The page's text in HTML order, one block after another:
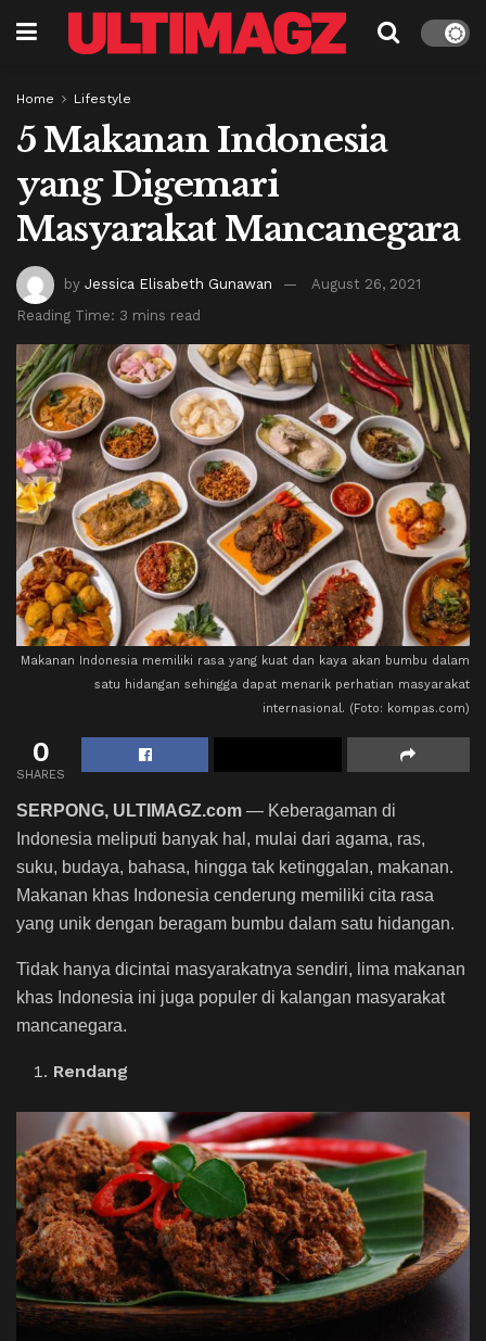
Home Lifestyle
5 Makanan Indonesia
yang Digemari
Masyarakat Mancanegara
by Jessica Elisabeth Gunawan
August 26, 2021
Reading Time: 3 mins read
Makanan Indonesia memiliki rasa yang kuat dan kaya akan bumbu dalam
satu hidangan sehingga dapat menarik perhatian masyarakat
internasional. (Foto: kompas.com)
0
SHARES
SERPONG, ULTIMAGZ.com — Keberagaman di
Indonesia meliputi banyak hal, mulai dari agama, ras,
suku, budaya, bahasa, hingga tak ketinggalan, makanan.
Makanan khas Indonesia cenderung memiliki cita rasa
yang unik dengan beragam bumbu dalam satu hidangan.
Tidak hanya dicintai masyarakatnya sendiri, lima makanan
khas Indonesia ini juga populer di kalangan masyarakat
mancanegara.
Rendang